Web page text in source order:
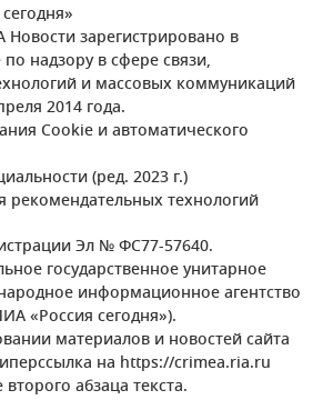
зарегистрировано в
надзору в сфере связи,
и массовых коммуникаций
2014 года.
Cookie и автоматического
(ред. 2023 г.)
технологий
Эл № ФС77-57640.
государственное унитарное
информационное агентство
«Россия сегодня»).
материалов и новостей сайта
на https://crimea.ria.ru
абзаца текста.